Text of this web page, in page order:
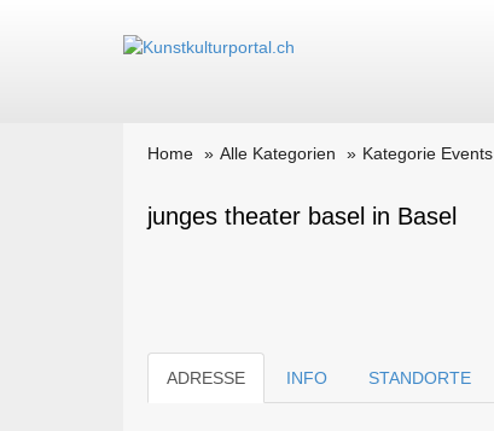
Home Alle Kategorien Kategorie Events
junges theater basel in Basel
ADRESSE INFO STANDORTE